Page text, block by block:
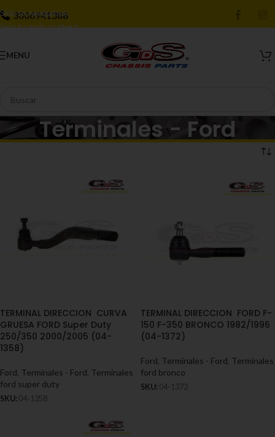
Skip to navigation
Skip to main content
3006941388
MENU
Terminales - Ford
TERMINAL DIRECCION CURVA
GRUESA FORD Super Duty
250/350 2000/2005 (04-
1358)
Ford Terminales - Ford Terminales
ford super duty
SKU: 04-1358
TERMINAL DIRECCION FORD F-
150 F-350 BRONCO 1982/1996
(04-1372)
Ford Terminales - Ford Terminales
ford bronco
SKU: 04-1372